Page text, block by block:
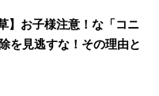
】お子様注意！な「コニ
を見逃すな！その理由と